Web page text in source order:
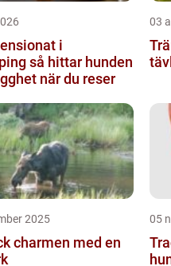
i
hunden
när du reser
03
2025
charmen med en
05